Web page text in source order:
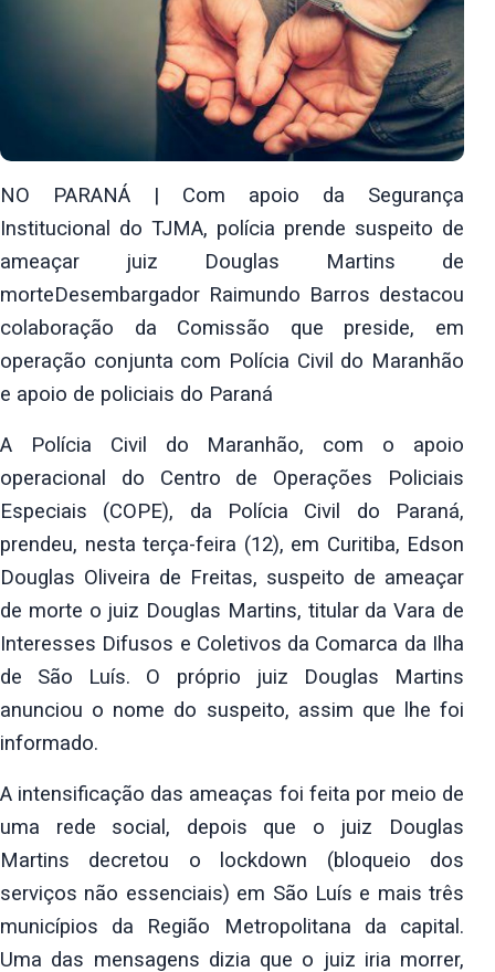
NO PARANÁ | Com apoio da Segurança
Institucional do TJMA, polícia prende suspeito de
ameaçar juiz Douglas Martins de
morteDesembargador Raimundo Barros destacou
colaboração da Comissão que preside, em
operação conjunta com Polícia Civil do Maranhão
e apoio de policiais do Paraná
A Polícia Civil do Maranhão, com o apoio
operacional do Centro de Operações Policiais
Especiais (COPE), da Polícia Civil do Paraná,
prendeu, nesta terça-feira (12), em Curitiba, Edson
Douglas Oliveira de Freitas, suspeito de ameaçar
de morte o juiz Douglas Martins, titular da Vara de
Interesses Difusos e Coletivos da Comarca da Ilha
de São Luís. O próprio juiz Douglas Martins
anunciou o nome do suspeito, assim que lhe foi
informado.
A intensificação das ameaças foi feita por meio de
uma rede social, depois que o juiz Douglas
Martins decretou o lockdown (bloqueio dos
serviços não essenciais) em São Luís e mais três
municípios da Região Metropolitana da capital.
Uma das mensagens dizia que o juiz iria morrer,